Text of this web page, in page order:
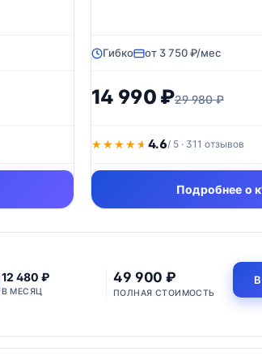
Гибко от 3 750 ₽/мес
14 990 ₽29 980 ₽
★★★★★
★★★★★ 4.6/ 5 · 311 отзывов
Подробнее о
12 480 ₽
В МЕСЯЦ
49 900 ₽
ПОЛНАЯ СТОИМОСТЬ